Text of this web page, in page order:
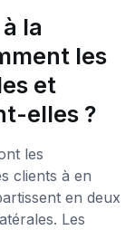
la
les
et
elles ?
les
clients à en
en deux
Les